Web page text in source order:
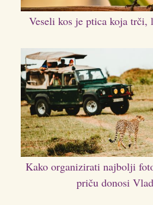
Veseli kos je ptica koja trči,
Kako organizirati najbolji
priču donosi